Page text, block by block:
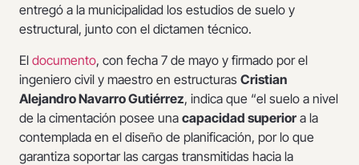
entregó a la municipalidad los estudios de suelo y
estructural, junto con el dictamen técnico.
El documento, con fecha 7 de mayo y firmado por el
ingeniero civil y maestro en estructuras Cristian
Alejandro Navarro Gutiérrez, indica que “el suelo a nivel
de la cimentación posee una capacidad superior a la
contemplada en el diseño de planificación, por lo que
garantiza soportar las cargas transmitidas hacia la